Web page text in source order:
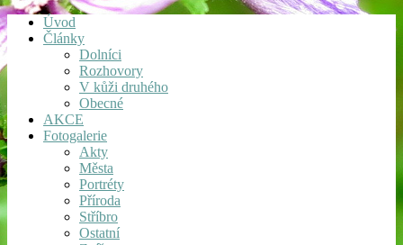
Úvod
Články
Dolníci
Rozhovory
V kůži druhého
Obecné
AKCE
Fotogalerie
Akty
Města
Portréty
Příroda
Stříbro
Ostatní